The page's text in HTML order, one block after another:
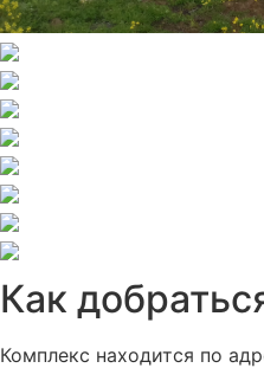
Как
Комплекс находится по